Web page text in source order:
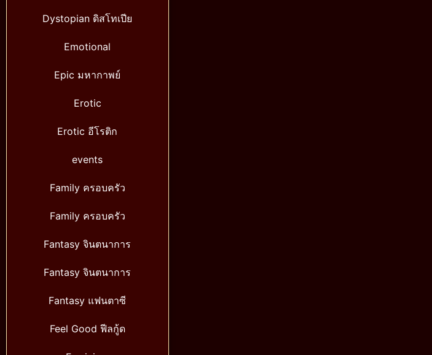
Dystopian ดิสโทเปีย
Emotional
Epic มหากาพย์
Erotic
Erotic อีโรติก
events
Family ครอบครัว
Family ครอบครัว
Fantasy จินตนาการ
Fantasy จินตนาการ
Fantasy แฟนตาซี
Feel Good ฟีลกู้ด